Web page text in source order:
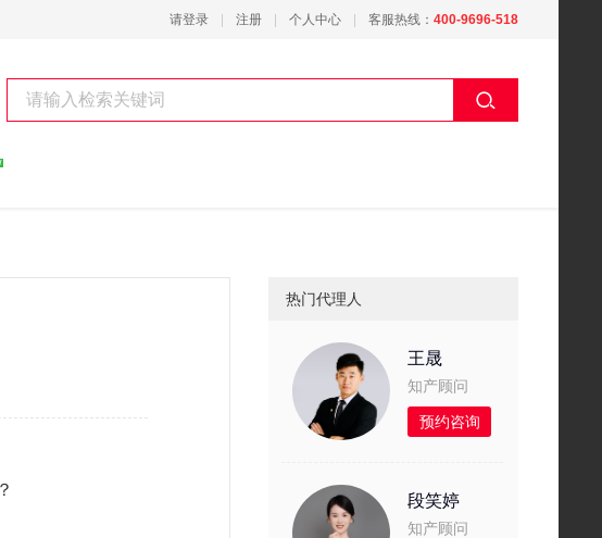
请登录 注册 个人中心 客服热线： 400-9696-518
热门代理人
王晟
知产顾问
预约咨询
段笑婷
知产顾问